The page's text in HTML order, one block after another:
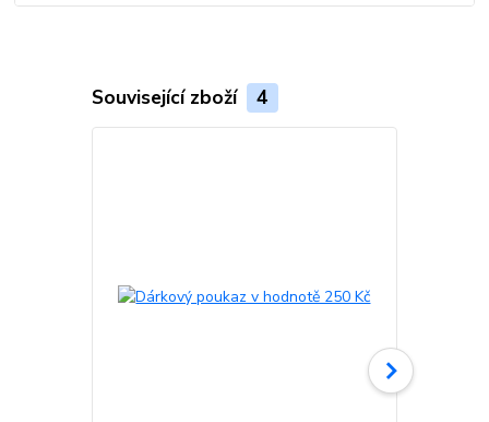
Související zboží 4